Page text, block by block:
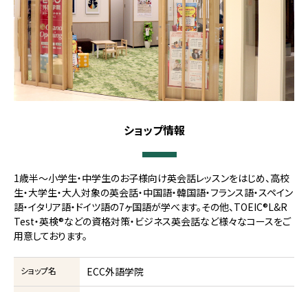
ショップ情報
1歳半～小学生・中学生のお子様向け英会話レッスンをはじめ、高校
生・大学生・大人対象の英会話・中国語・韓国語・フランス語・スペイン
語・イタリア語・ドイツ語の7ヶ国語が学べます。その他、TOEIC®L&R
Test・英検®などの資格対策・ビジネス英会話など様々なコースをご
用意しております。
ショップ名 ECC外語学院